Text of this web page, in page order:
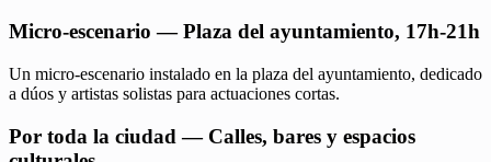
Micro-escenario — Plaza del ayuntamiento, 17h-21h
Un micro-escenario instalado en la plaza del ayuntamiento, dedicado
a dúos y artistas solistas para actuaciones cortas.
Por toda la ciudad — Calles, bares y espacios